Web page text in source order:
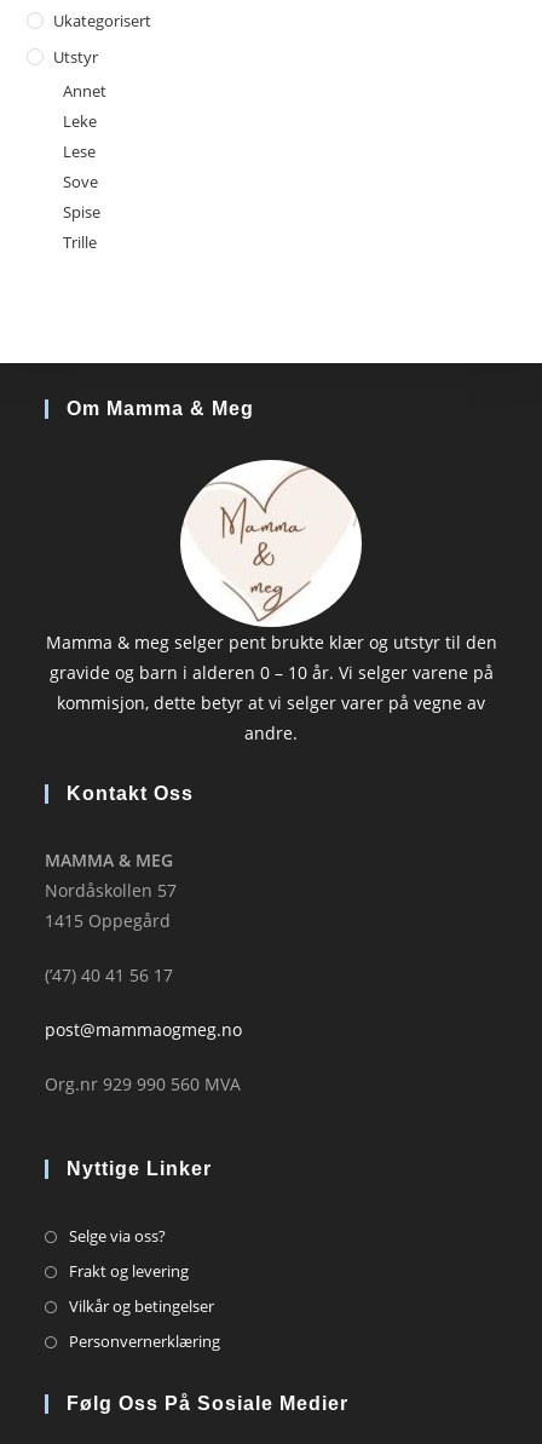
Ukategorisert
Utstyr
Annet
Leke
Lese
Sove
Spise
Trille
Om Mamma & Meg
Mamma & meg selger pent brukte klær og utstyr til den
gravide og barn i alderen 0 – 10 år. Vi selger varene på
kommisjon, dette betyr at vi selger varer på vegne av
andre.
Kontakt Oss
MAMMA & MEG
Nordåskollen 57
1415 Oppegård
(’47) 40 41 56 17
post@mammaogmeg.no
Org.nr 929 990 560 MVA
Nyttige Linker
Selge via oss?Opens
in
Frakt og leveringOpens
in
tab
Vilkår og betingelserOpens
in
new
PersonvernerklæringOpens
a
Følg Oss På Sosiale Medier